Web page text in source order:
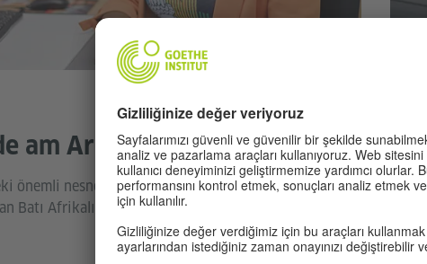
am Arbeitsplatz: Büro
önemli nesnelerin isimlerini öğrenirsiniz. Ayrıca
Batı Afrikalı Bia ile tanışırsınız.
Bu